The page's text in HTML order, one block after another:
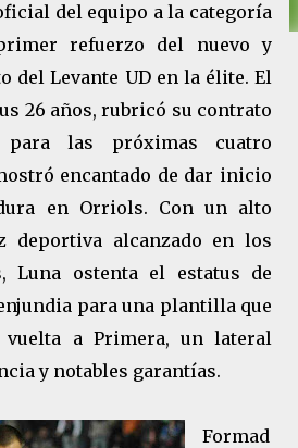
del equipo a la categoría
refuerzo del nuevo y
del Levante UD en la élite. El
26 años, rubricó su contrato
para las próximas cuatro
encantado de dar inicio
en Orriols. Con un alto
deportiva alcanzado en los
Luna ostenta el estatus de
para una plantilla que
vuelta a Primera, un lateral
y notables garantías.
Formad